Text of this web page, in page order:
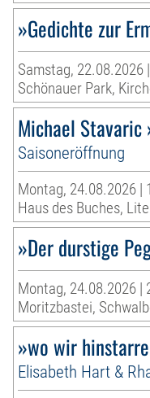
»Gedichte zur
Samstag, 22.08.2026
Schönauer Park,
Michael
Saisoneröffnung
Montag, 24.08.2026 |
Haus des Buches,
»Der durstige
Montag, 24.08.2026 |
Moritzbastei,
»wo wir
Elisabeth Hart &